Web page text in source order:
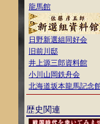
龍馬館
日野新選組同好会
旧前川邸
井上源三郎資料館
小川山岡鉄舟会
北海道坂本龍馬記念
歴史関連